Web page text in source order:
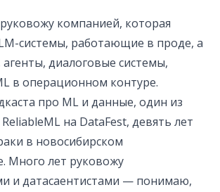
компанией, которая
системы, работающие в проде, а
агенты, диалоговые системы,
в операционном контуре.
про ML и данные, один из
на DataFest, девять лет
в новосибирском
Много лет руковожу
и датасаентистами — понимаю,